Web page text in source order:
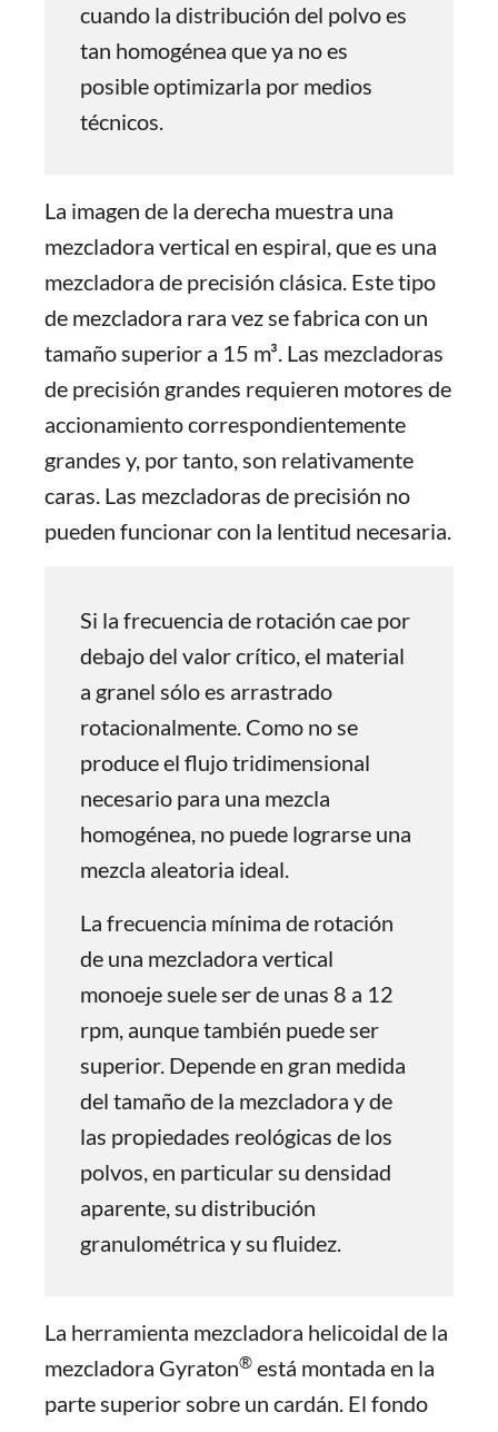
cuando la distribución del polvo es
tan homogénea que ya no es
posible optimizarla por medios
técnicos.
La imagen de la derecha muestra una
mezcladora vertical en espiral, que es una
mezcladora de precisión clásica. Este tipo
de mezcladora rara vez se fabrica con un
tamaño superior a 15 m³. Las mezcladoras
de precisión grandes requieren motores de
accionamiento correspondientemente
grandes y, por tanto, son relativamente
caras. Las mezcladoras de precisión no
pueden funcionar con la lentitud necesaria.
Si la frecuencia de rotación cae por
debajo del valor crítico, el material
a granel sólo es arrastrado
rotacionalmente. Como no se
produce el flujo tridimensional
necesario para una mezcla
homogénea, no puede lograrse una
mezcla aleatoria ideal.
La frecuencia mínima de rotación
de una mezcladora vertical
monoeje suele ser de unas 8 a 12
rpm, aunque también puede ser
superior. Depende en gran medida
del tamaño de la mezcladora y de
las propiedades reológicas de los
polvos, en particular su densidad
aparente, su distribución
granulométrica y su fluidez.
La herramienta mezcladora helicoidal de la
mezcladora Gyraton® está montada en la
parte superior sobre un cardán. El fondo